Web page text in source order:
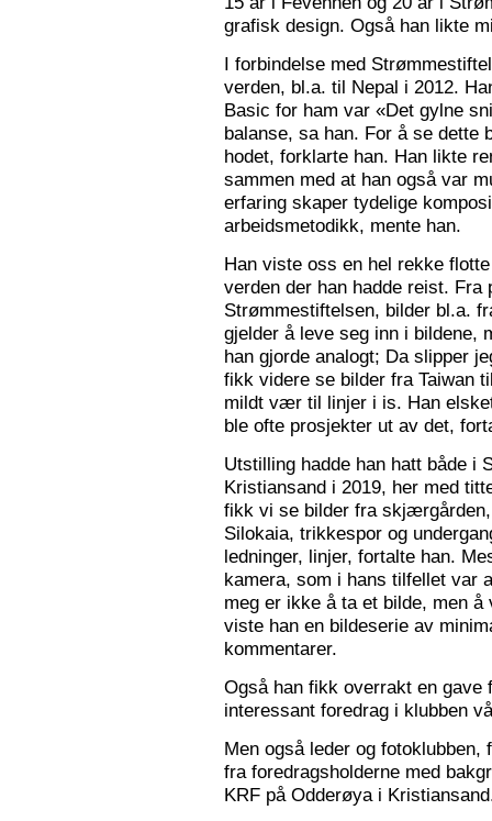
grafisk design. Også han likte
I forbindelse med
verden, bl.a. til Nepal i 2012.
Basic for ham var «Det gylne
balanse, sa han. For å se dette
hodet, forklarte han. Han likte
sammen med at han også var
erfaring skaper tydelige
arbeidsmetodikk, mente han.
Han viste oss en hel rekke
verden der han hadde reist. Fra
Strømmestiftelsen, bilder bl.a.
gjelder å leve seg inn i bildene,
han gjorde analogt; Da slipper
fikk videre se bilder fra Taiwan
mildt vær til linjer i is. Han
ble ofte prosjekter ut av det,
Utstilling hadde han hatt både i
Kristiansand i 2019, her med
fikk vi se bilder fra
Silokaia, trikkespor og
ledninger, linjer, fortalte han.
kamera, som i hans tilfellet var
meg er ikke å ta et bilde, men
viste han en bildeserie av
kommentarer.
Også han fikk overrakt en gave
interessant foredrag i klubben
Men også leder og
fra foredragsholderne med
KRF på Odderøya i